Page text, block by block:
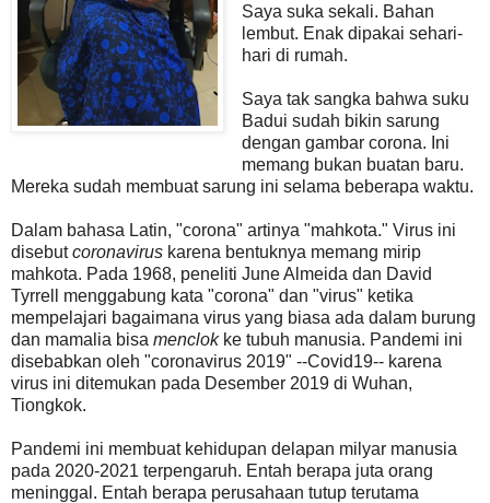
Saya suka sekali. Bahan
lembut. Enak dipakai sehari-
hari di rumah.
Saya tak sangka bahwa suku
Badui sudah bikin sarung
dengan gambar corona. Ini
memang bukan buatan baru.
Mereka sudah membuat sarung ini selama beberapa waktu.
Dalam bahasa Latin, "corona" artinya "mahkota." Virus ini
disebutcoronavirus karena bentuknya memang mirip
mahkota. Pada 1968, peneliti June Almeida dan David
Tyrrell menggabung kata "corona" dan "virus" ketika
mempelajari bagaimana virus yang biasa ada dalam burung
dan mamalia bisa menclokke tubuh manusia. Pandemi ini
disebabkan oleh "coronavirus 2019" --Covid19-- karena
virus ini ditemukan pada Desember 2019 di Wuhan,
Tiongkok.
Pandemi ini membuat kehidupan delapan milyar manusia
pada 2020-2021 terpengaruh. Entah berapa juta orang
meninggal. Entah berapa perusahaan tutup terutama